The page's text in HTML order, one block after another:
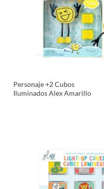
Personaje +2 Cubos
Iluminados Alex Amarillo